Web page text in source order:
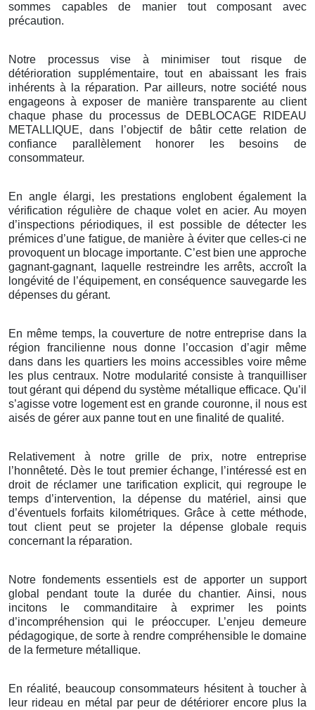
sommes capables de manier tout composant avec
précaution.
Notre processus vise à minimiser tout risque de
détérioration supplémentaire, tout en abaissant les frais
inhérents à la réparation. Par ailleurs, notre société nous
engageons à exposer de manière transparente au client
chaque phase du processus de DEBLOCAGE RIDEAU
METALLIQUE, dans l’objectif de bâtir cette relation de
confiance parallèlement honorer les besoins de
consommateur.
En angle élargi, les prestations englobent également la
vérification régulière de chaque volet en acier. Au moyen
d’inspections périodiques, il est possible de détecter les
prémices d’une fatigue, de manière à éviter que celles-ci ne
provoquent un blocage importante. C’est bien une approche
gagnant-gagnant, laquelle restreindre les arrêts, accroît la
longévité de l’équipement, en conséquence sauvegarde les
dépenses du gérant.
En même temps, la couverture de notre entreprise dans la
région francilienne nous donne l’occasion d’agir même
dans dans les quartiers les moins accessibles voire même
les plus centraux. Notre modularité consiste à tranquilliser
tout gérant qui dépend du système métallique efficace. Qu’il
s’agisse votre logement est en grande couronne, il nous est
aisés de gérer aux panne tout en une finalité de qualité.
Relativement à notre grille de prix, notre entreprise
l’honnêteté. Dès le tout premier échange, l’intéressé est en
droit de réclamer une tarification explicit, qui regroupe le
temps d’intervention, la dépense du matériel, ainsi que
d’éventuels forfaits kilométriques. Grâce à cette méthode,
tout client peut se projeter la dépense globale requis
concernant la réparation.
Notre fondements essentiels est de apporter un support
global pendant toute la durée du chantier. Ainsi, nous
incitons le commanditaire à exprimer les points
d’incompréhension qui le préoccuper. L’enjeu demeure
pédagogique, de sorte à rendre compréhensible le domaine
de la fermeture métallique.
En réalité, beaucoup consommateurs hésitent à toucher à
leur rideau en métal par peur de détériorer encore plus la